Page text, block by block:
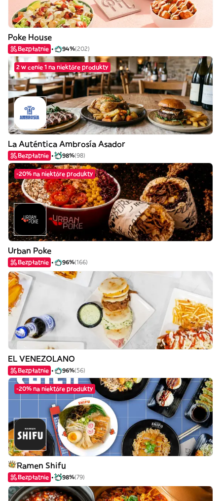
Poke House
Bezpłatnie 94%(202)
2 w cenie 1 na niektóre produkty
La Auténtica Ambrosía Asador
Bezpłatnie 98%(98)
-20% na niektóre produkty
Urban Poke
Bezpłatnie 96%(166)
EL VENEZOLANO
Bezpłatnie 96%(56)
-20% na niektóre produkty
Ramen Shifu
Bezpłatnie 98%(79)